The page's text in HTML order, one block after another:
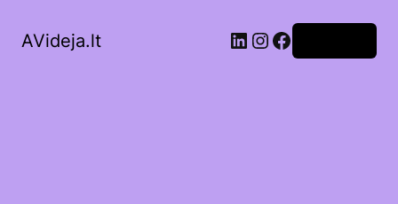
AVideja.lt LinkedIn
Instagram
Facebook